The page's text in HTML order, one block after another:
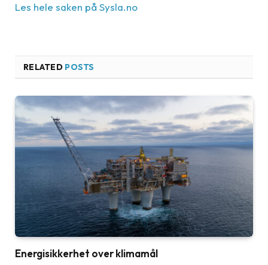
Les hele saken på Sysla.no
RELATED POSTS
Energisikkerhet over klimamål